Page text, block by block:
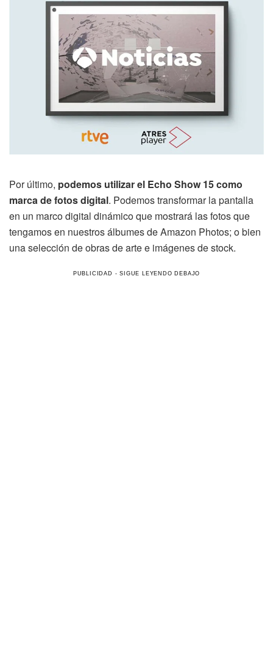
Por último, podemos utilizar el Echo Show 15 como
marca de fotos digital. Podemos transformar la pantalla
en un marco digital dinámico que mostrará las fotos que
tengamos en nuestros álbumes de Amazon Photos; o bien
una selección de obras de arte e imágenes de stock.